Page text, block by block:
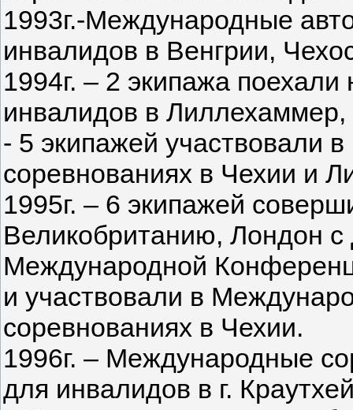
1993г.-Международные
инвалидов в Венгрии,
1994г. – 2 экипажа
инвалидов в Лиллехаммер,
- 5 экипажей участвовали
соревнованиях в Чехии и
1995г. – 6 экипажей
Великобританию, Лондон
Международной
и участвовали в
соревнованиях в Чехии.
1996г. – Международные
для инвалидов в г.